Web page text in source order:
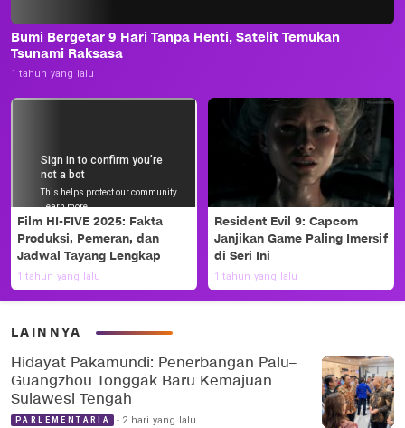
Bumi Bergetar 9 Hari Tanpa Henti, Satelit Temukan
Tsunami Raksasa
1 tahun yang lalu
Film HI-FIVE 2025: Fakta
Produksi, Pemeran, dan
Jadwal Tayang Lengkap
1 tahun yang lalu
Resident Evil 9: Capcom
Janjikan Game Paling Imersif
di Seri Ini
1 tahun yang lalu
LAINNYA
Hidayat Pakamundi: Penerbangan Palu–
Guangzhou Tonggak Baru Kemajuan
Sulawesi Tengah
PARLEMENTARIA 2 hari yang lalu